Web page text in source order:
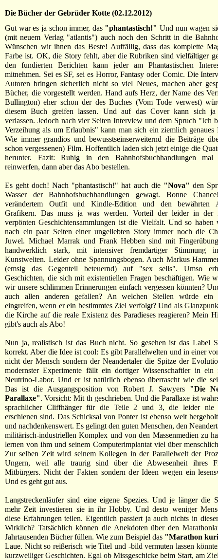
Die Bücher der Gebrüder Kotte (02.12.2012)
Gut war es ja schon immer, das "phantastisch!" Und nun wagen
(mit neuem Verlag "atlantis") auch noch den Schritt in die
Wünschen wir ihnen das Beste! Auffällig, dass das komplette
Farbe ist. OK, die Story fehlt, aber die Rubriken sind vielfältiger
den fundierten Berichten kann jeder am Phantastischen
mitnehmen. Sei es SF, sei es Horror, Fantasy oder Comic. Die
Autoren bringen sicherlich nicht so viel Neues, machen aber
Bücher, die vorgestellt werden. Hand aufs Herz, der Name des
Bullington) eher schon der des Buches (Vom Tode verwest)
diesem Buch greifen lassen. Und auf das Cover kann sich ja
verlassen. Jedoch nach vier Seiten Interview und dem Spruch "Ich
Verzeihung als um Erlaubnis" kann man sich ein ziemlich genaues
Wie immer grandios und bewusstseinserweiternd die Beiträge
schon vergessenen) Film. Hoffentlich laden sich jetzt einige die
herunter. Fazit: Ruhig in den Bahnhofsbuchhandlungen
reinwerfen, dann aber das Abo bestellen.
Es geht doch! Nach "phantastisch!" hat auch die "Nova" den
Wasser der Bahnhofsbuchhandlungen gewagt. Bonne
verändertem Outfit und Kindle-Edition und den bewährten
Grafikern. Das muss ja was werden. Vorteil der leider in der
verpönten Geschichtensammlungen ist die Vielfalt. Und so haben
nach ein paar Seiten einer ungeliebten Story immer noch die
Juwel. Michael Marrak und Frank Hebben sind mit
handwerklich stark, mit intensiver fremdartiger Stimmung
Kunstwelten. Leider ohne Spannungsbogen. Auch Markus
(emsig das Gegenteil beteuernd) auf "sex sells". Umso
Geschichten, die sich mit existentiellen Fragen beschäftigen. Wie
wir unsere schlimmen Erinnerungen einfach vergessen könnten?
auch allen anderen gefallen? An welchen Stellen würde ein
eingreifen, wenn er ein bestimmtes Ziel verfolgt? Und als
die Kirche auf die reale Existenz des Paradieses reagieren? Mein
gibt's auch als Abo!
Nun ja, realistisch ist das Buch nicht. So gesehen ist das Label
korrekt. Aber die Idee ist cool: Es gibt Parallelwelten und in einer
nicht der Mensch sondern der Neandertaler die Spitze der
modernster Experimente fällt ein dortiger Wissenschaftler in ein
Neutrino-Labor. Und er ist natürlich ebenso überrascht wie die
Das ist die Ausgangsposition von Robert J. Sawyers "Die
Parallaxe". Vorsicht: Mit th geschrieben. Und die Parallaxe ist
sprachlicher Cliffhänger für die Teile 2 und 3, die leider nie
erschienen sind. Das Schicksal von Ponter ist ebenso weit
und nachdenkenswert. Es gelingt den guten Menschen, den
militärisch-industriellen Komplex und von den Massenmedien zu
lernen von ihm und seinem Computerimplantat viel über
Zur selben Zeit wird seinem Kollegen in der Parallelwelt der
Ungern, weil alle traurig sind über die Abwesenheit ihres
Mitbürgers. Nicht der Fakten sondern der Ideen wegen ein
Und es geht gut aus.
Langstreckenläufer sind eine eigene Spezies. Und je länger die
mehr Zeit investieren sie in ihr Hobby. Und desto weniger
diese Erfahrungen teilen. Eigentlich passiert ja auch nichts in
Wirklich? Tatsächlich können die Anekdoten über den
Jahrtausenden Bücher füllen. Wie zum Beispiel das "Marathon
Laue. Nicht so reißerisch wie Titel und -bild vermuten lassen
kurzweiliger Geschichten. Egal ob Missgeschicke beim Start, am